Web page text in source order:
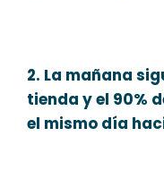
2. La mañana
tienda y el 90%
el mismo día